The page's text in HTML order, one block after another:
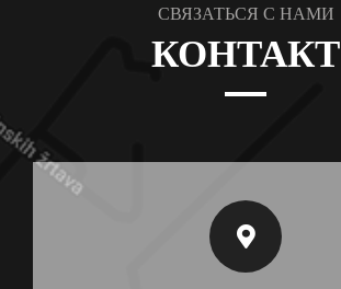
СВЯЗАТЬСЯ С НАМИ
КОНТАКТ